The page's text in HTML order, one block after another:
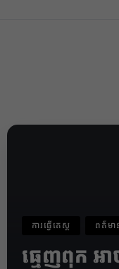
ការធ្វើតេស្ត ពត៌មាន
ធ្មេញពុក អ